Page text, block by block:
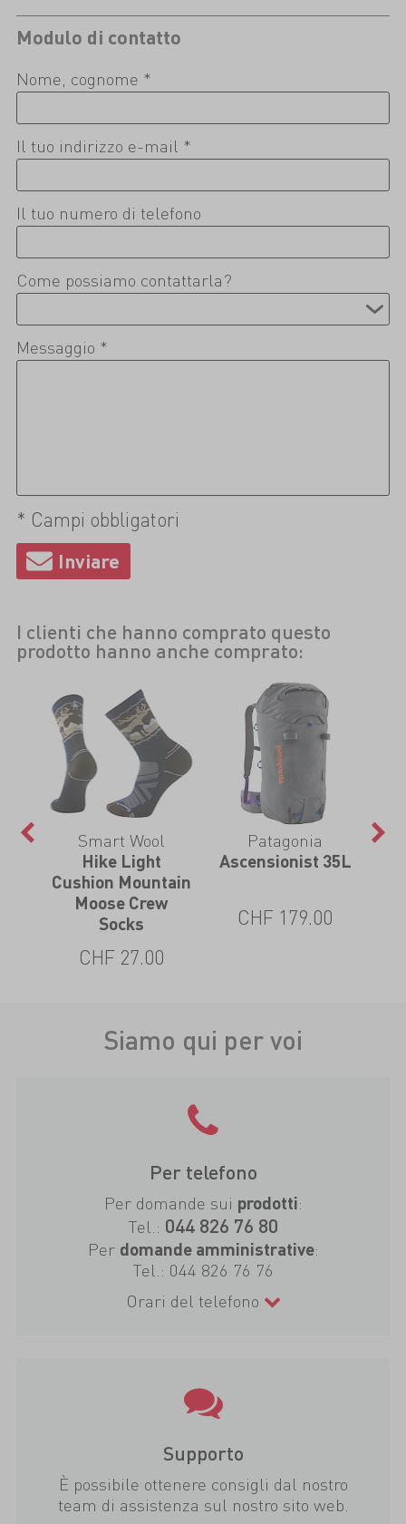
Modulo di contatto
Nome, cognome *
Il tuo indirizzo e-mail *
Il tuo numero di telefono
Come possiamo contattarla?
Messaggio *
* Campi obbligatori
I clienti che hanno comprato questo
prodotto hanno anche comprato:
Smart Wool
Hike Light
Cushion Mountain
Moose Crew
Socks
CHF 27.00
Patagonia
Ascensionist 35L
CHF 179.00
Siamo qui per voi
Per telefono
Per domande sui prodotti:
Tel.: 044 826 76 80
Per domande amministrative:
Tel.: 044 826 76 76
Orari del telefono
Supporto
È possibile ottenere consigli dal nostro
team di assistenza sul nostro sito web.